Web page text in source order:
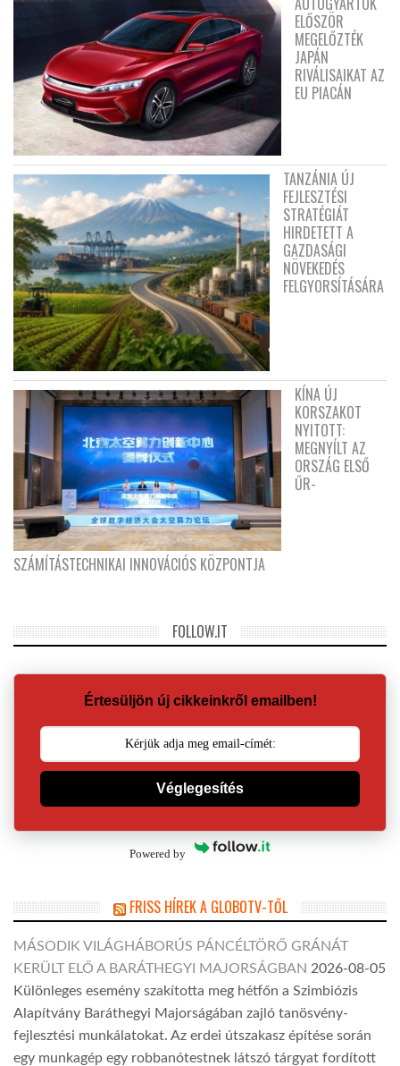
ELŐSZÖR
MEGELŐZTÉK
JAPÁN
RIVÁLISAIKAT AZ
EU PIACÁN
TANZÁNIA ÚJ
FEJLESZTÉSI
STRATÉGIÁT
HIRDETETT A
GAZDASÁGI
NÖVEKEDÉS
FELGYORSÍTÁSÁRA
KÍNA ÚJ
KORSZAKOT
NYITOTT:
MEGNYÍLT AZ
ORSZÁG ELSŐ
ŰR-
SZÁMÍTÁSTECHNIKAI INNOVÁCIÓS KÖZPONTJA
FOLLOW.IT
Értesüljön új cikkeinkről emailben!
Véglegesítés
Powered by
FRISS HÍREK A GLOBOTV-TŐL
MÁSODIK VILÁGHÁBORÚS PÁNCÉLTÖRŐ GRÁNÁT
KERÜLT ELŐ A BARÁTHEGYI MAJORSÁGBAN 2026-08-05
Különleges esemény szakította meg hétfőn a Szimbiózis
Alapítvány Baráthegyi Majorságában zajló tanösvény-
fejlesztési munkálatokat. Az erdei útszakasz építése során
egy munkagép egy robbanótestnek látszó tárgyat fordított